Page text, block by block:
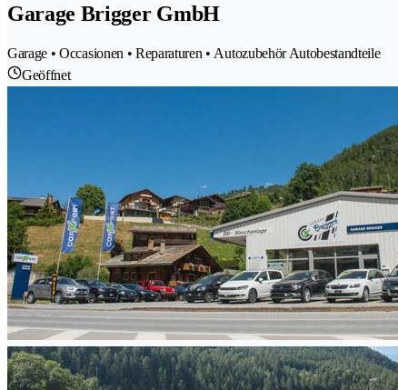
Garage Brigger GmbH
Garage • Occasionen • Reparaturen • Autozubehör Autobestandteile
Geöffnet